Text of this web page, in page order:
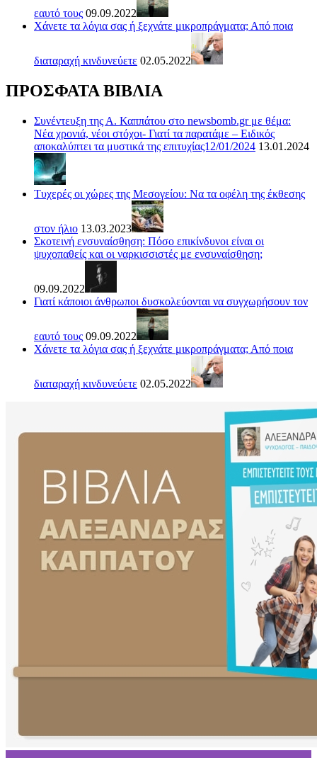
εαυτό τους 09.09.2022
Χάνετε τα λόγια σας ή ξεχνάτε μικροπράγματα; Από ποια
διαταραχή κινδυνεύετε 02.05.2022
ΠΡΟΣΦΑΤΑ ΒΙΒΛΙΑ
Συνέντευξη της Α. Καππάτου στο newsbomb.gr με θέμα:
Νέα χρονιά, νέοι στόχοι- Γιατί τα παρατάμε – Ειδικός
αποκαλύπτει τα μυστικά της επιτυχίας12/01/2024 13.01.2024
Τυχερές οι χώρες της Μεσογείου: Να τα οφέλη της έκθεσης
στον ήλιο 13.03.2023
Σκοτεινή ενσυναίσθηση: Πόσο επικίνδυνοι είναι οι
ψυχοπαθείς και οι ναρκισσιστές με ενσυναίσθηση;
09.09.2022
Γιατί κάποιοι άνθρωποι δυσκολεύονται να συγχωρήσουν τον
εαυτό τους 09.09.2022
Χάνετε τα λόγια σας ή ξεχνάτε μικροπράγματα; Από ποια
διαταραχή κινδυνεύετε 02.05.2022